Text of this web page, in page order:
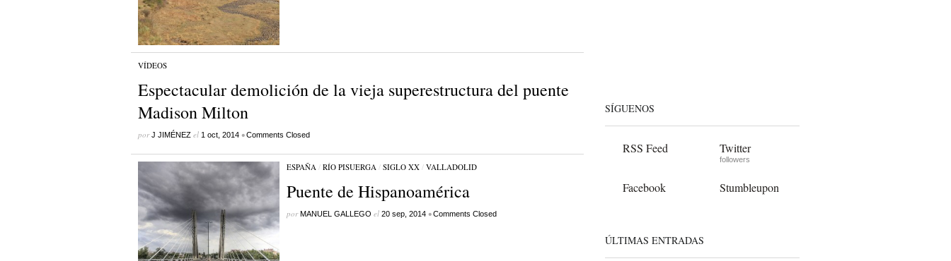
VÍDEOS
Espectacular demolición de la vieja superestructura del puente
Madison Milton
porJ JIMÉNEZel 1 oct, 2014 •Comments Closed
ESPAÑA/ RÍO PISUERGA/ SIGLO XX/ VALLADOLID
Puente de Hispanoamérica
porMANUEL GALLEGO el 20 sep, 2014 •Comments Closed
SÍGUENOS
RSS Feed Twitter
followers
Facebook Stumbleupon
ÚLTIMAS ENTRADAS